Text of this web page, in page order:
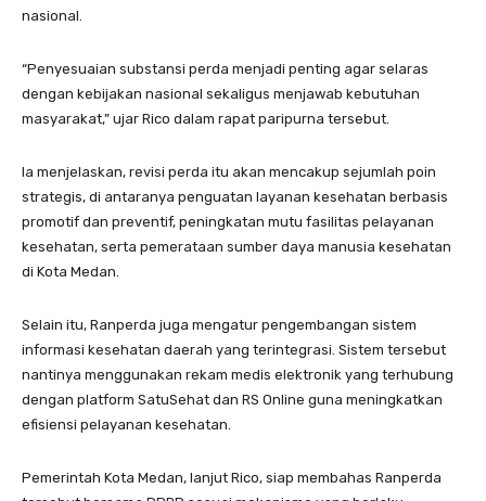
nasional.
“Penyesuaian substansi perda menjadi penting agar selaras
dengan kebijakan nasional sekaligus menjawab kebutuhan
masyarakat,” ujar Rico dalam rapat paripurna tersebut.
Ia menjelaskan, revisi perda itu akan mencakup sejumlah poin
strategis, di antaranya penguatan layanan kesehatan berbasis
promotif dan preventif, peningkatan mutu fasilitas pelayanan
kesehatan, serta pemerataan sumber daya manusia kesehatan
di Kota Medan.
Selain itu, Ranperda juga mengatur pengembangan sistem
informasi kesehatan daerah yang terintegrasi. Sistem tersebut
nantinya menggunakan rekam medis elektronik yang terhubung
dengan platform SatuSehat dan RS Online guna meningkatkan
efisiensi pelayanan kesehatan.
Pemerintah Kota Medan, lanjut Rico, siap membahas Ranperda